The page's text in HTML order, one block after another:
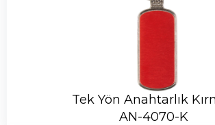
Tek Yön Anahtarlık
AN-4070-K